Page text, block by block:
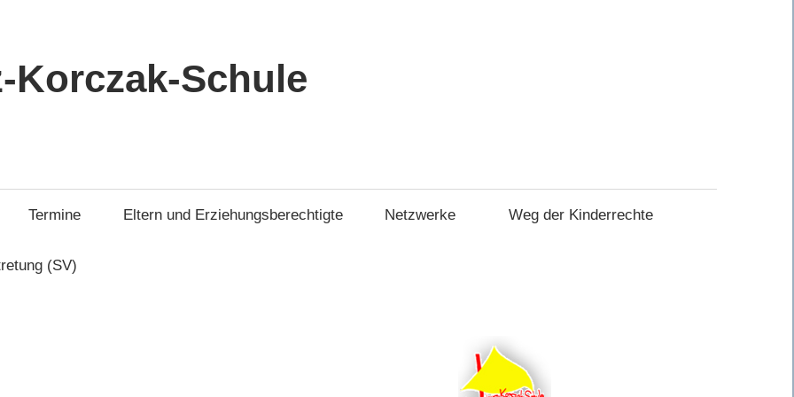
Korczak-Schule
Termine Eltern und Erziehungsberechtigte Netzwerke Weg der Kinderrechte
(SV)